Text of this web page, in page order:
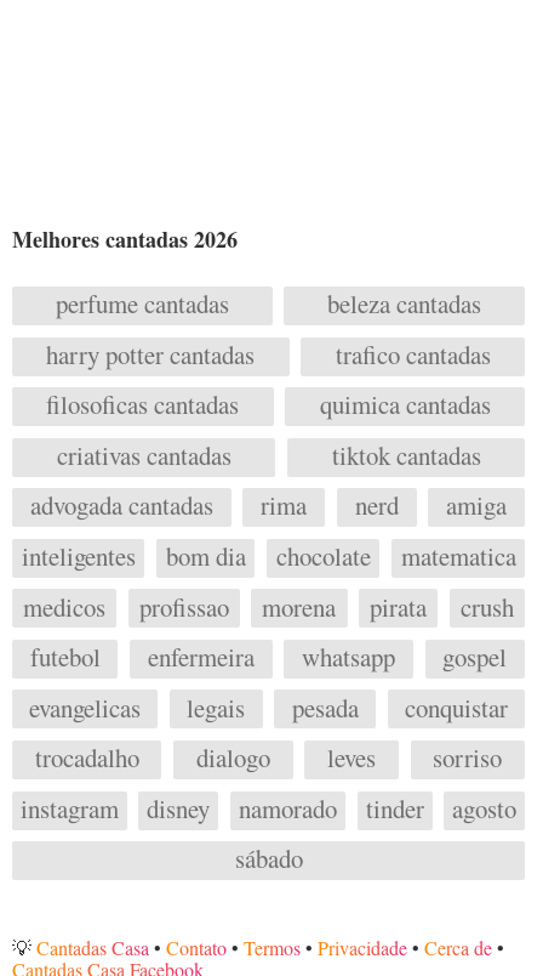
Melhores cantadas 2026
perfume cantadas
beleza cantadas
harry potter cantadas
trafico cantadas
filosoficas cantadas
quimica cantadas
criativas cantadas
tiktok cantadas
advogada cantadas
rima nerd
amiga
inteligentes
bom dia chocolate
matematica
medicos
profissao morena pirata
crush
futebol
enfermeira whatsapp
gospel
evangelicas
legais pesada
conquistar
trocadalho
dialogo leves
sorriso
instagram
disney namorado tinder
agosto
sábado
💡Cantadas Casa • Contato• Termos• Privacidade• Cerca de•
Cantadas Casa Facebook